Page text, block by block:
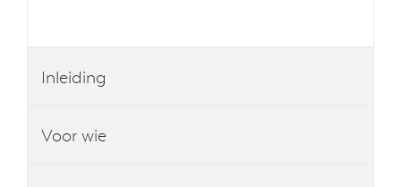
Inleiding
Voor wie